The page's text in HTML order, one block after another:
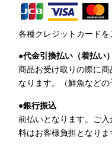
各種クレジットカードを
●代金引換払い（着払い）
商品お受け取りの際に
なります。（鮮魚などの
●銀行振込
前払いとなります。ご
料はお客様負担となりま